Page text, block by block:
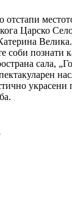
отстапи
Царско
соби познати
сала,